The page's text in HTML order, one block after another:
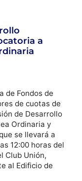
a
de Fondos de
de cuotas de
de Desarrollo
Ordinaria y
se llevará a
12:00 horas del
Club Unión,
al Edificio de